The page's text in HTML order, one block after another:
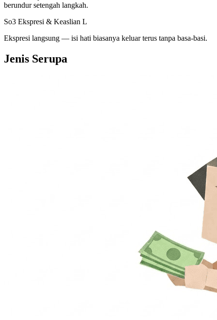
berundur setengah langkah.
So3 Ekspresi & Keaslian L
Ekspresi langsung — isi hati biasanya keluar terus tanpa basa-basi.
Jenis Serupa